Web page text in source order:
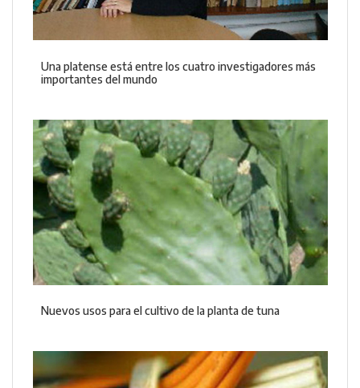
Una platense está entre los cuatro investigadores más
importantes del mundo
Nuevos usos para el cultivo de la planta de tuna